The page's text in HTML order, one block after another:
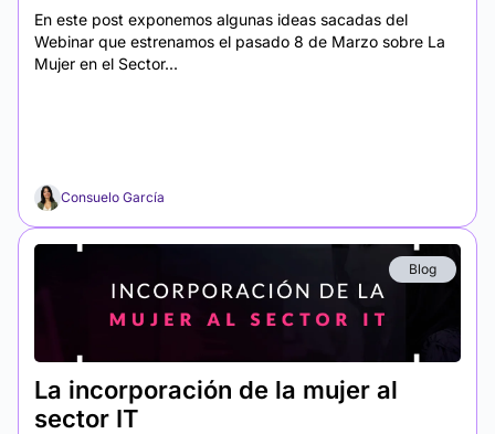
En este post exponemos algunas ideas sacadas del
Webinar que estrenamos el pasado 8 de Marzo sobre La
Mujer en el Sector...
Consuelo García
Blog
La incorporación de la mujer al
sector IT